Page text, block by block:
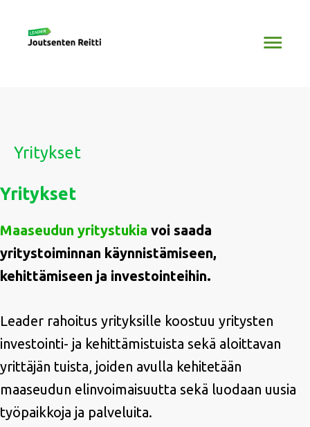
sisältöön
Yritykset
Yritykset
Maaseudun yritystukia voi saada
yritystoiminnan käynnistämiseen,
kehittämiseen ja investointeihin.
Leader rahoitus yrityksille koostuu yritysten
investointi- ja kehittämistuista sekä aloittavan
yrittäjän tuista, joiden avulla kehitetään
maaseudun elinvoimaisuutta sekä luodaan uusia
työpaikkoja ja palveluita.